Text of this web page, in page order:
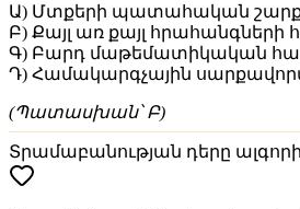
Ա) Մտքերի պատահական
Բ) Քայլ առ քայլ հրահանգների
Գ) Բարդ մաթեմատիկական
Դ) Համակարգչային
(Պատասխան՝ Բ)
Տրամաբանության դերը